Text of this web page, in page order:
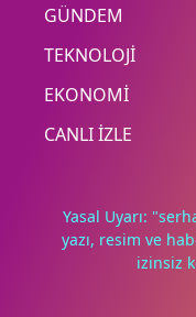
GÜNDEM
TEKNOLOJİ
EKONOMİ
CANLI İZLE
Yasal Uyarı:
yazı, resim ve
izinsiz